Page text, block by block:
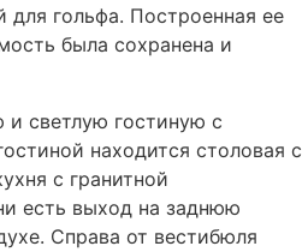
гольфа. Построенная ее
была сохранена и
светлую гостиную с
находится столовая с
с гранитной
есть выход на заднюю
Справа от вестибюля